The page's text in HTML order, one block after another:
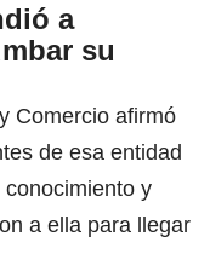
a
su
Comercio afirmó
de esa entidad
y
a ella para llegar